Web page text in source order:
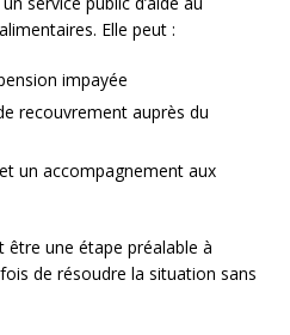
Elle peut :
impayée
recouvrement auprès du
un accompagnement aux
être une étape préalable à
de résoudre la situation sans